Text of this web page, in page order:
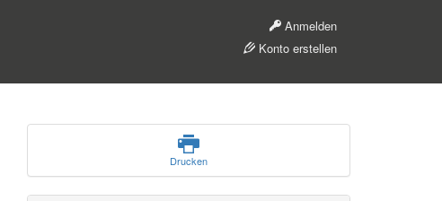
Anmelden
Konto erstellen
Drucken